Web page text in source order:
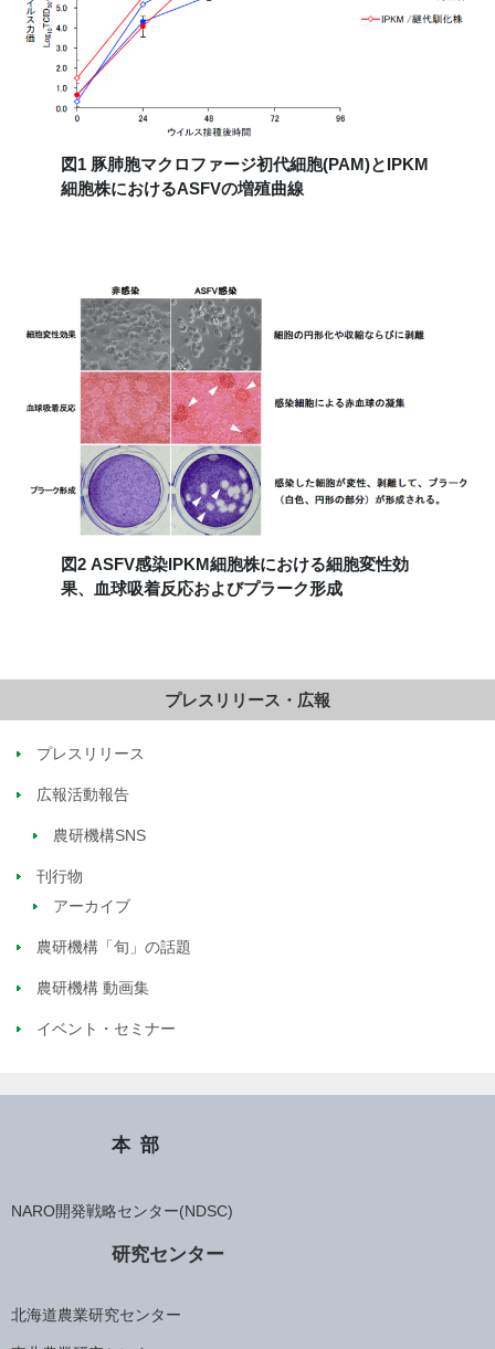
図1 豚肺胞マクロファージ初代細胞(PAM)とIPKM
細胞株におけるASFVの増殖曲線
図2 ASFV感染IPKM細胞株における細胞変性効
果、血球吸着反応およびプラーク形成
プレスリリース・広報
プレスリリース
広報活動報告
農研機構SNS
刊行物
アーカイブ
農研機構「旬」の話題
農研機構 動画集
イベント・セミナー
本部
NARO開発戦略センター(NDSC)
研究センター
北海道農業研究センター